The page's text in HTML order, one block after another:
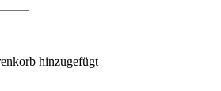
hinzugefügt